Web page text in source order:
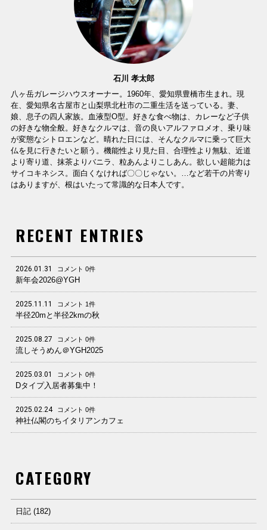
石川 孝太郎
八ヶ岳ガレージハウスオーナー。1960年、愛知県豊橋市生まれ。現
在、愛知県名古屋市と山梨県北杜市の二重生活を送っている。妻、
娘、息子の四人家族。血液型O型。好きな食べ物は、カレーなど子供
の好きな物全般。好きなクルマは、音の良いアルファロメオ、乗り味
が変態なシトロエンなど。晴れた日には、そんなクルマに乗って巨大
仏を見に行きたいと願う。機能性より見た目、合理性より無駄、近道
より寄り道、抹茶よりバニラ、粒あんよりこしあん。欲しい超能力は
サイコキネシス。面白くなければ〇〇じゃない。…など若干の片寄り
はありますが、根はいたって常識的な日本人です。
RECENT ENTRIES
2026.01.31 コメント 0件
新年会2026@YGH
2025.11.11 コメント 1件
半径20mと半径2kmの秋
2025.08.27 コメント 0件
流しそうめん＠YGH2025
2025.03.01 コメント 0件
Dタイプ入居者募集中！
2025.02.24 コメント 0件
神社仏閣のちイタリアンカフェ
CATEGORY
日記 (182)